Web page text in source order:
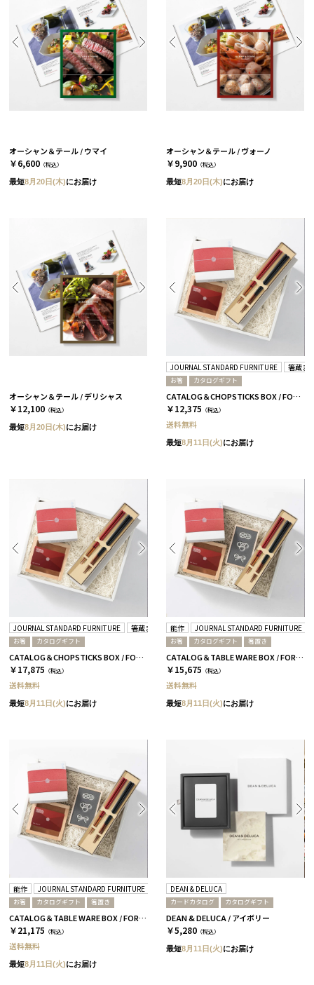
オーシャン＆テール / ウマイ
￥6,600 （税込）
最短8月20日(木)にお届け
オーシャン＆テール / ヴォーノ
￥9,900 （税込）
最短8月20日(木)にお届け
オーシャン＆テール / デリシャス
￥12,100 （税込）
最短8月20日(木)にお届け
JOURNAL STANDARD FURNITURE 箸蔵ま
お箸 カタログギフト
CATALOG＆CHOPSTICKS BOX / FORMAL / 全3種 桜
￥12,375 （税込）
送料無料
最短8月11日(火)にお届け
JOURNAL STANDARD FURNITURE 箸蔵まつかん
お箸 カタログギフト
CATALOG＆CHOPSTICKS BOX / FORMAL / 全3種 蘭
￥17,875 （税込）
送料無料
最短8月11日(火)にお届け
能作 JOURNAL STANDARD FURNITURE
お箸 カタログギフト 箸置き
CATALOG＆TABLE WARE BOX / FORMAL / 全3種 桜
￥15,675 （税込）
送料無料
最短8月11日(火)にお届け
能作 JOURNAL STANDARD FURNITURE 箸蔵まつかん
お箸 カタログギフト 箸置き
CATALOG＆TABLE WARE BOX / FORMAL / 全3種 蘭
￥21,175 （税込）
送料無料
最短8月11日(火)にお届け
DEAN & DELUCA
カードカタログ カタログギフト
DEAN & DELUCA / アイボリー
￥5,280 （税込）
最短8月11日(火)にお届け